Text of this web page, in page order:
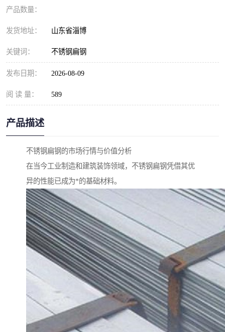
产品数量：
发货地址： 山东省淄博
关键词： 不锈钢扁钢
发布日期： 2026-08-09
阅 读 量： 589
产品描述
不锈钢扁钢的市场行情与价值分析
在当今工业制造和建筑装饰领域，不锈钢扁钢凭借其优
异的性能已成为*的基础材料。